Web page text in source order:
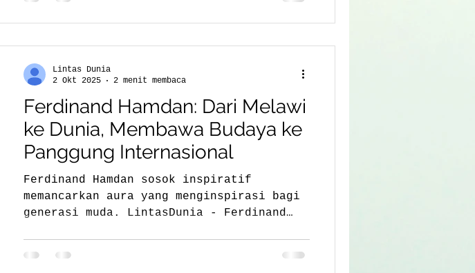
Ferdinand Hamdan: Dari Melawi
ke Dunia, Membawa Budaya ke
Panggung Internasional
Ferdinand Hamdan sosok inspiratif
memancarkan aura yang menginspirasi bagi
generasi muda. LintasDunia - Ferdinand
Lintas Dunia
2 Okt 2025
2 menit membaca